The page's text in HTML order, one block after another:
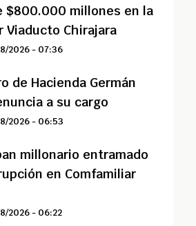
$800.000 millones en la
Viaducto Chirajara
2026 - 07:36
de Hacienda Germán
a su cargo
2026 - 06:53
millonario entramado
en Comfamiliar
2026 - 06:22